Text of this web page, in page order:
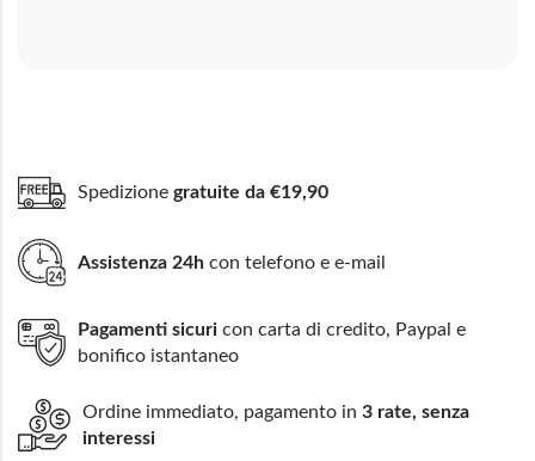
Spedizione gratuite da €19,90
Assistenza 24h con telefono e e-mail
Pagamenti sicuri con carta di credito, Paypal e
bonifico istantaneo
Ordine immediato, pagamento in 3 rate, senza
interessi